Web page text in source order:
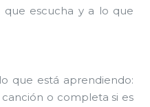
escucha y a lo que
que está aprendiendo:
o completa si es